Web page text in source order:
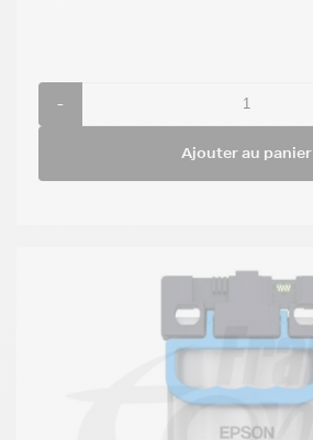
-
Ajouter au panier